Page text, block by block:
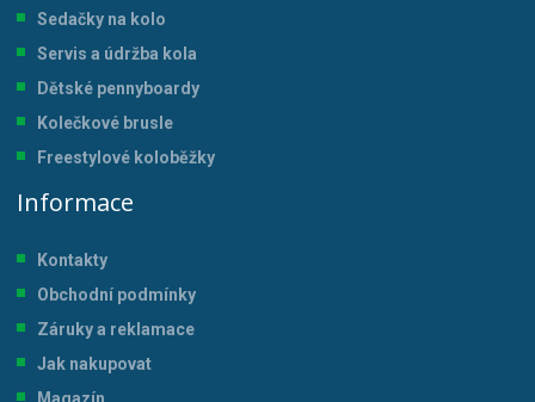
Sedačky na kolo
Servis a údržba kola
Dětské pennyboardy
Kolečkové brusle
Freestylové koloběžky
Informace
Kontakty
Obchodní podmínky
Záruky a reklamace
Jak nakupovat